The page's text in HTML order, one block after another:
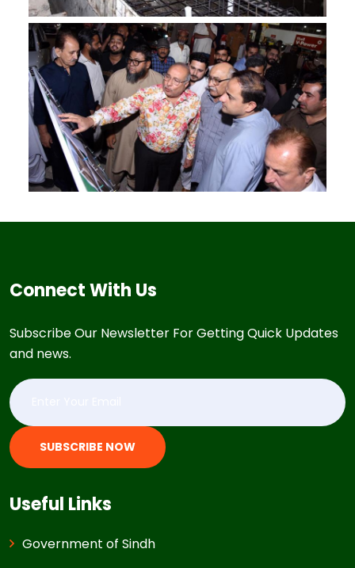
Connect With Us
Subscribe Our Newsletter For Getting Quick Updates
and news.
SUBSCRIBE NOW
Useful Links
Government of Sindh